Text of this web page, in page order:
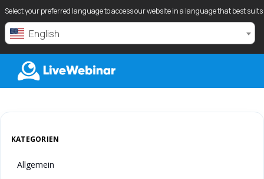
Select your preferred language to access our website in a language that best
English
LIVEWEBINAR.COM
KATEGORIEN
Allgemein